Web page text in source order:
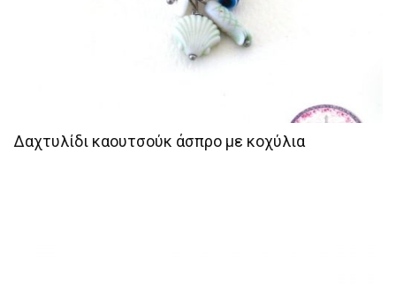
Δαχτυλίδι καουτσούκ άσπρο με κοχύλια